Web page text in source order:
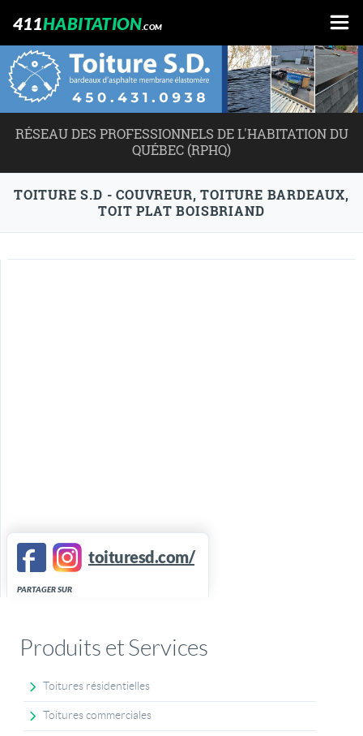
411HABITATION.COM
RÉSEAU DES PROFESSIONNELS DE L'HABITATION DU
QUÉBEC (RPHQ)
TOITURE S.D - COUVREUR, TOITURE BARDEAUX,
TOIT PLAT BOISBRIAND
toituresd.com/
PARTAGER SUR
Produits et Services
Toitures résidentielles
Toitures commerciales